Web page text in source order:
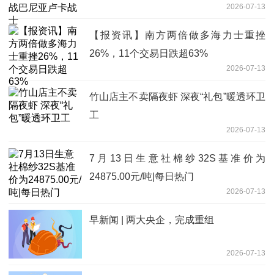
2026-07-13
【报资讯】南方两倍做多海力士重挫
26%，11个交易日跌超63%
2026-07-13
竹山店主不卖隔夜虾 深夜“礼包”暖透环卫
工
2026-07-13
7月13日生意社棉纱32S基准价为
24875.00元/吨|每日热门
2026-07-13
早新闻 | 两大央企，完成重组
2026-07-13